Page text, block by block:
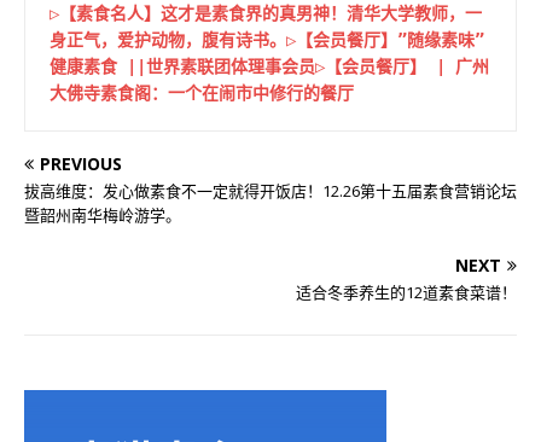
▷【素食名人】这才是素食界的真男神！清华大学教师，一
身正气，爱护动物，腹有诗书。 ▷【会员餐厅】”随缘素味”
健康素食 ||世界素联团体理事会员▷【会员餐厅】 | 广州
大佛寺素食阁：一个在闹市中修行的餐厅
PREVIOUS
拔高维度：发心做素食不一定就得开饭店！12.26第十五届素食营销论坛
暨韶州南华梅岭游学。
NEXT
适合冬季养生的12道素食菜谱！